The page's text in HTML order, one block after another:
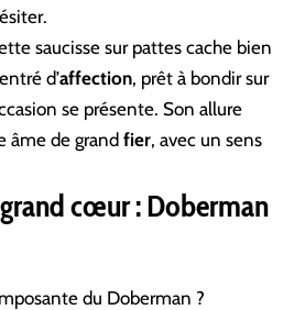
saucisse sur pattes cache bien
d’affection, prêt à bondir sur
se présente. Son allure
âme de grand fier, avec un sens
cœur : Doberman
du Doberman ?